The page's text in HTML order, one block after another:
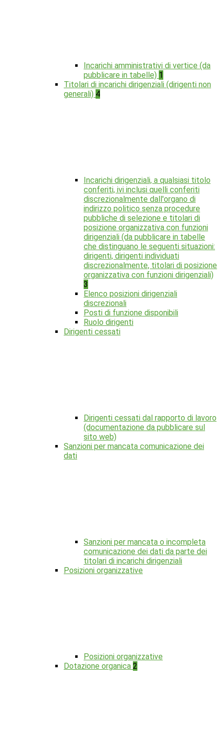
Incarichi amministrativi di vertice (da
pubblicare in tabelle) 1
Titolari di incarichi dirigenziali (dirigenti non
generali) 4
Incarichi dirigenziali, a qualsiasi titolo
conferiti, ivi inclusi quelli conferiti
discrezionalmente dall'organo di
indirizzo politico senza procedure
pubbliche di selezione e titolari di
posizione organizzativa con funzioni
dirigenziali (da pubblicare in tabelle
che distinguano le seguenti situazioni:
dirigenti, dirigenti individuati
discrezionalmente, titolari di posizione
organizzativa con funzioni dirigenziali)
3
Elenco posizioni dirigenziali
discrezionali
Posti di funzione disponibili
Ruolo dirigenti
Dirigenti cessati
Dirigenti cessati dal rapporto di lavoro
(documentazione da pubblicare sul
sito web)
Sanzioni per mancata comunicazione dei
dati
Sanzioni per mancata o incompleta
comunicazione dei dati da parte dei
titolari di incarichi dirigenziali
Posizioni organizzative
Posizioni organizzative
Dotazione organica 2